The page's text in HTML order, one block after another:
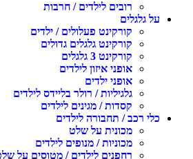
רובים לילדים / חרבות
גלגלים
קורקינט פעלולים / ילדים
קורקינט גלגלים גדולים
קורקינט 3 גלגלים
אופני איזון לילדים
אופני ילדים
גלגיליות / רולר בליידס לילדים
קסדות / מגינים לילדים
רכב / תחבורה לילדים
מכונית על שלט
מכוניות / מנופים לילדים
רחפנים לילדים / מטוסים על שלט לילדים